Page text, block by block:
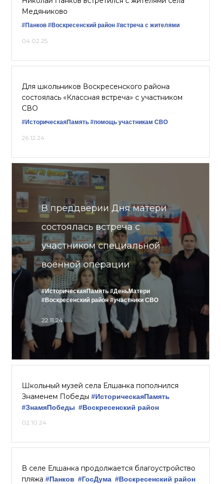
Медяниково
#Панков #Воскресенский район #встреча с жителями
04.02.25
Для школьников Воскресенского района
состоялась «Классная встреча» с участником
СВО
#ИсторическаяПамять #помощь участникам СВО
26.12.24
В преддверии Дня матери
состоялась встреча с
участником специальной
военной операции
#ИсторическаяПамять #ДеньМатери
#Воскресенский район #участники СВО
22.11.24
Школьный музей села Елшанка пополнился
Знаменем Победы #ИсторическаяПамять
#ЗнамяПобеды #Воскресенский район
02.10.24
В селе Елшанка продолжается благоустройство
пляжа #Панков #ГосДума #Воскресенский район